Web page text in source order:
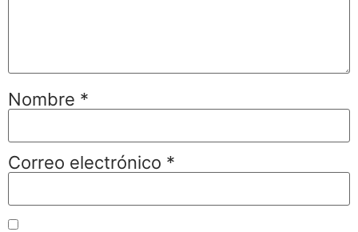
Nombre *
Correo electrónico *